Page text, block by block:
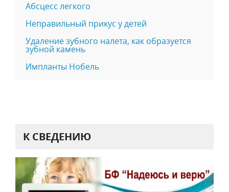
Абсцесс легкого
Неправильный прикус у детей
Удаление зубного налета, как образуется
зубной камень
Импланты Нобель
К СВЕДЕНИЮ